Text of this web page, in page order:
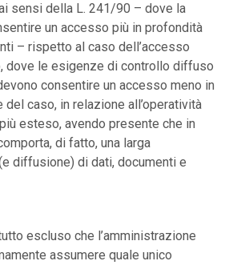
sensi della L. 241/90 – dove la
un accesso più in profondità
– rispetto al caso dell’accesso
dove le esigenze di controllo diffuso
consentire un accesso meno in
caso, in relazione all’operatività
esteso, avendo presente che in
di fatto, una larga
diffusione) di dati, documenti e
escluso che l’amministrazione
assumere quale unico